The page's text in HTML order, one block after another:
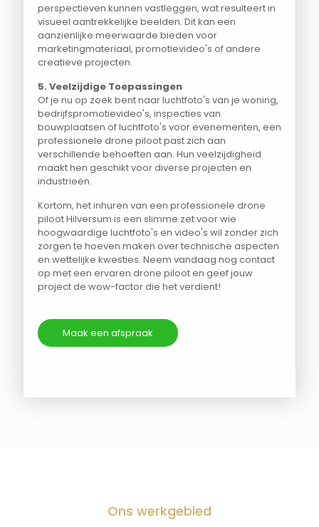
perspectieven kunnen vastleggen, wat resulteert in
visueel aantrekkelijke beelden. Dit kan een
aanzienlijke meerwaarde bieden voor
marketingmateriaal, promotievideo's of andere
creatieve projecten.
5. Veelzijdige Toepassingen
Of je nu op zoek bent naar luchtfoto's van je woning,
bedrijfspromotievideo's, inspecties van
bouwplaatsen of luchtfoto's voor evenementen, een
professionele drone piloot past zich aan
verschillende behoeften aan. Hun veelzijdigheid
maakt hen geschikt voor diverse projecten en
industrieën.
Kortom, het inhuren van een professionele drone
piloot Hilversum is een slimme zet voor wie
hoogwaardige luchtfoto's en video's wil zonder zich
zorgen te hoeven maken over technische aspecten
en wettelijke kwesties. Neem vandaag nog contact
op met een ervaren drone piloot en geef jouw
project de wow-factor die het verdient!
Maak een afspraak
Ons werkgebied